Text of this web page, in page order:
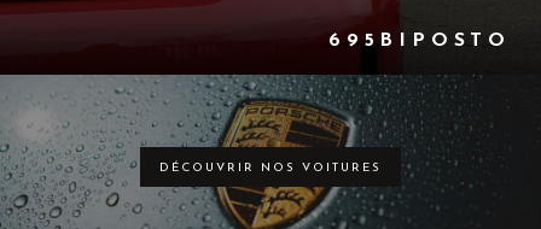
6 9 5 B I P O S T O
DÉCOUVRIR NOS VOITURES